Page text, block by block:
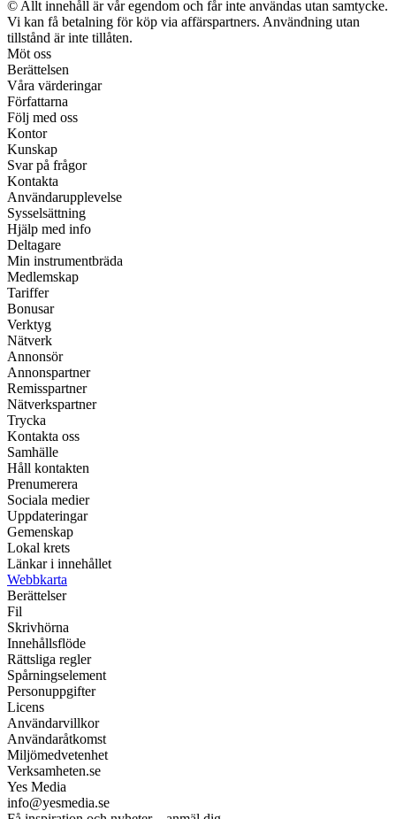
© Allt innehåll är vår egendom och får inte användas utan samtycke.
Vi kan få betalning för köp via affärspartners. Användning utan
tillstånd är inte tillåten.
Möt oss
Berättelsen
Våra värderingar
Författarna
Följ med oss
Kontor
Kunskap
Svar på frågor
Kontakta
Användarupplevelse
Sysselsättning
Hjälp med info
Deltagare
Min instrumentbräda
Medlemskap
Tariffer
Bonusar
Verktyg
Nätverk
Annonsör
Annonspartner
Remisspartner
Nätverkspartner
Trycka
Kontakta oss
Samhälle
Håll kontakten
Prenumerera
Sociala medier
Uppdateringar
Gemenskap
Lokal krets
Länkar i innehållet
Webbkarta
Berättelser
Fil
Skrivhörna
Innehållsflöde
Rättsliga regler
Spårningselement
Personuppgifter
Licens
Användarvillkor
Användaråtkomst
Miljömedvetenhet
Verksamheten.se
Yes Media
info@yesmedia.se